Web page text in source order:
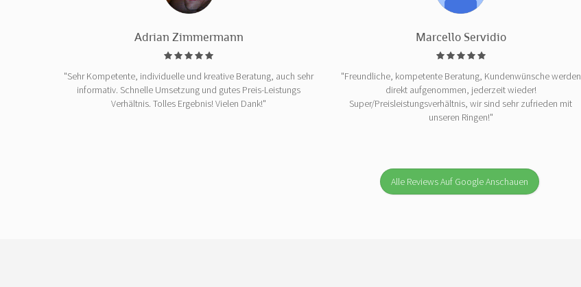
Adrian Zimmermann
"Sehr Kompetente, individuelle und kreative Beratung, auch sehr
informativ. Schnelle Umsetzung und gutes Preis-Leistungs
Verhältnis. Tolles Ergebnis! Vielen Dank!"
Marcello Servidio
"Freundliche, kompetente Beratung, Kundenwünsche werden
direkt aufgenommen, jederzeit wieder!
Super/Preisleistungsverhältnis, wir sind sehr zufrieden mit
unseren Ringen!"
Alle Reviews Auf Google Anschauen